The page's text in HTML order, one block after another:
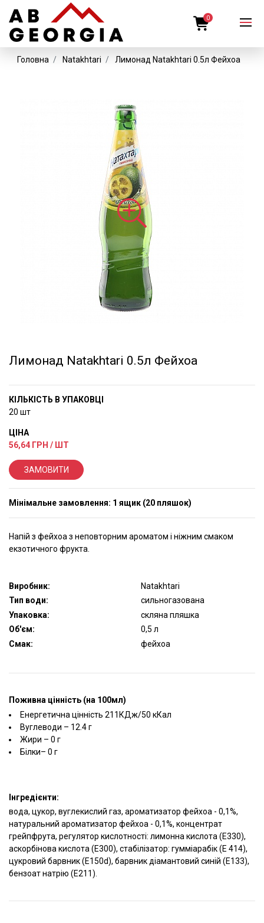
0
Головна Natakhtari Лимонад Natakhtari 0.5л Фейхоа
Лимонад Natakhtari 0.5л Фейхоа
КІЛЬКІСТЬ В УПАКОВЦІ
20 шт
ЦІНА
56,64 ГРН / ШТ
ЗАМОВИТИ
Мінімальне замовлення: 1 ящик (20 пляшок)
Напій з фейхоа з неповторним ароматом і ніжним смаком
екзотичного фрукта.
Виробник:
Natakhtari
Тип води:
сильногазована
Упаковка:
скляна пляшка
Об'єм:
0,5 л
Смак:
фейхоа
Поживна цінність (на 100мл)
Енергетична цінність 211КДж/50 кКал
Вуглеводи – 12.4 г
Жири – 0 г
Білки– 0 г
Інгредієнти:
вода, цукор, вуглекислий газ, ароматизатор фейхоа - 0,1%,
натуральний ароматизатор фейхоа - 0,1%, концентрат
грейпфрута, регулятор кислотності: лимонна кислота (E330),
аскорбінова кислота (E300), стабілізатор: гумміарабік (E 414),
цукровий барвник (E150d), барвник діамантовий синій (E133),
бензоат натрію (E211).